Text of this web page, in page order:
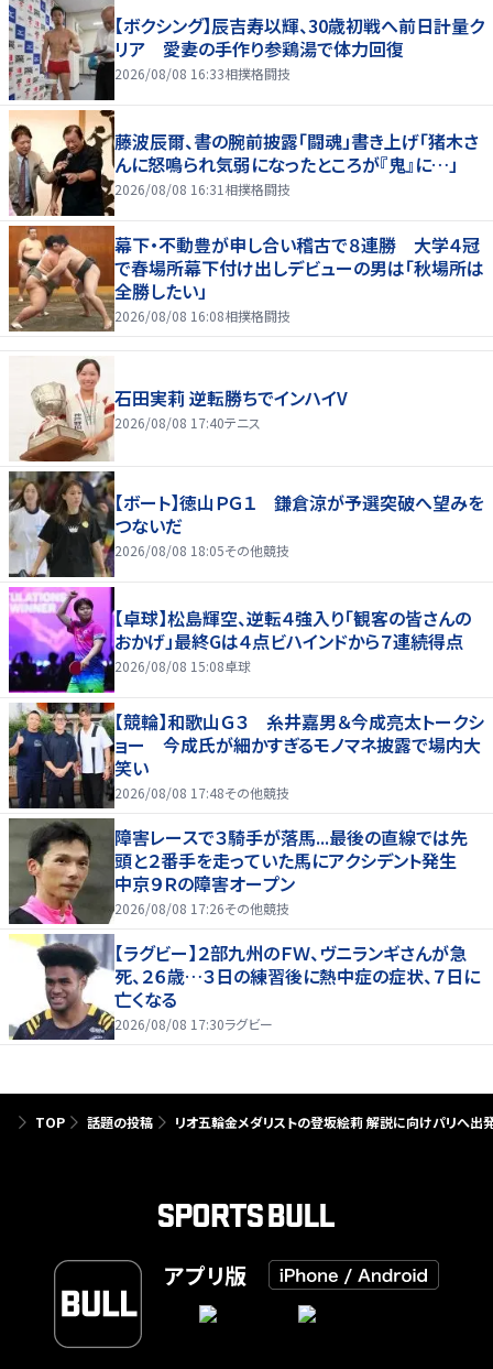
【ボクシング】辰吉寿以輝、30歳初戦へ前日計量ク
リア 愛妻の手作り参鶏湯で体力回復
2026/08/08 16:33相撲格闘技
藤波辰爾、書の腕前披露「闘魂」書き上げ「猪木さ
んに怒鳴られ気弱になったところが『鬼』に…」
2026/08/08 16:31 相撲格闘技
幕下・不動豊が申し合い稽古で８連勝 大学４冠
で春場所幕下付け出しデビューの男は「秋場所は
全勝したい」
2026/08/08 16:08相撲格闘技
石田実莉 逆転勝ちでインハイV
2026/08/08 17:40テニス
【ボート】徳山ＰＧ１ 鎌倉涼が予選突破へ望みを
つないだ
2026/08/08 18:05その他競技
【卓球】松島輝空、逆転４強入り「観客の皆さんの
おかげ」最終Gは４点ビハインドから７連続得点
2026/08/08 15:08卓球
【競輪】和歌山Ｇ３ 糸井嘉男＆今成亮太トークシ
ョー 今成氏が細かすぎるモノマネ披露で場内大
笑い
2026/08/08 17:48その他競技
障害レースで３騎手が落馬...最後の直線では先
頭と２番手を走っていた馬にアクシデント発生
中京９Ｒの障害オープン
2026/08/08 17:26その他競技
【ラグビー】２部九州のＦＷ、ヴニランギさんが急
死、２６歳…３日の練習後に熱中症の症状、７日に
亡くなる
2026/08/08 17:30ラグビー
TOP 話題の投稿 リオ五輪金メダリストの登坂絵莉 解説に向けパリへ出
アプリ版